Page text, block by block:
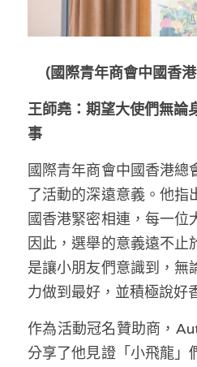
(國際青年商會中國香
王師堯：期望大使們無論
事
國際青年商會中國香港總
了活動的深遠意義。他指
國香港緊密相連，每一位
因此，選舉的意義遠不止
是讓小朋友們意識到，無
力做到最好，並積極說好
作為活動冠名贊助商，
分享了他見證「小飛龍」